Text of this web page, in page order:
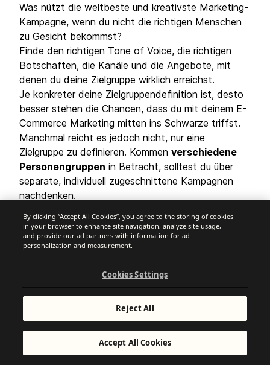
Was nützt die weltbeste und kreativste Marketing-
Kampagne, wenn du nicht die richtigen Menschen
zu Gesicht bekommst?
Finde den richtigen Tone of Voice, die richtigen
Botschaften, die Kanäle und die Angebote, mit
denen du deine Zielgruppe wirklich erreichst.
Je konkreter deine Zielgruppendefinition ist, desto
besser stehen die Chancen, dass du mit deinem E-
Commerce Marketing mitten ins Schwarze triffst.
Manchmal reicht es jedoch nicht, nur eine
Zielgruppe zu definieren. Kommen verschiedene
Personengruppen in Betracht, solltest du über
separate, individuell zugeschnittene Kampagnen
nachdenken.
2. Beobachte deine Konkurrenz
Mit manchen Strategien fahren deine
Mitbewerber:innen wahrscheinlich bereits ganz gut
Aber überlege auch, was du besser machen kannst.
entstehen.
3. Setze Ziele auf der
Grundlage von Benchmarks
Stütze deine Projektionen aufBranchen-
By clicking “Accept All Cookies”, you agree to the storing of cookies
in your browser to enhance site navigation, analyze site usage,
and provide our ad partners with information for ad
personalization and measurement.
Cookies Settings
Reject All
Accept All Cookies